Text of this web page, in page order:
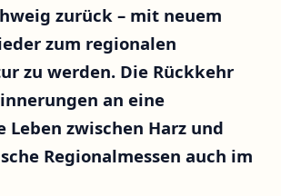
zurück – mit neuem
zum regionalen
zu werden. Die Rückkehr
an eine
zwischen Harz und
Regionalmessen auch im